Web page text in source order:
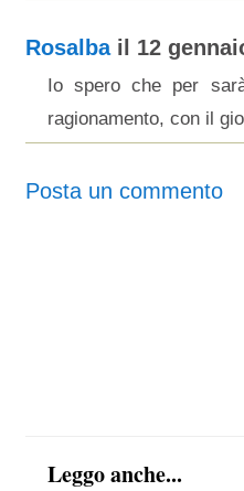
Rosalbail 12
Io spero che per
ragionamento, con il
Posta un commento
Leggo anche...